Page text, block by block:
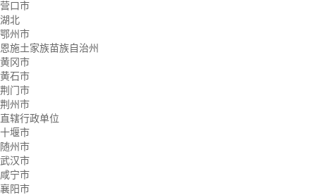
营口市
湖北
鄂州市
恩施土家族苗族自治州
黄冈市
黄石市
荆门市
荆州市
直辖行政单位
十堰市
随州市
武汉市
咸宁市
襄阳市